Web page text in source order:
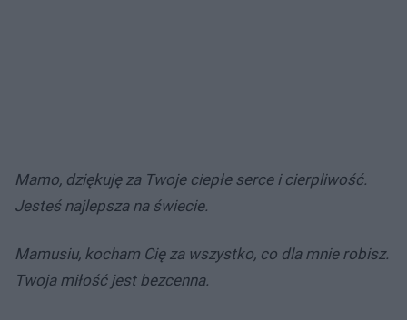
Mamo, dziękuję za Twoje ciepłe serce i cierpliwość.
Jesteś najlepsza na świecie.
Mamusiu, kocham Cię za wszystko, co dla mnie robisz.
Twoja miłość jest bezcenna.